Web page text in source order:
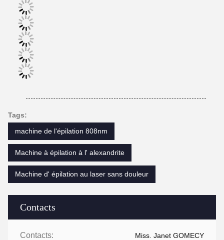
Contacts
Contacts: Miss. Janet GOMECY
Tags:
machine de l'épilation 808nm
Machine à épilation à l' alexandrite
Machine d' épilation au laser sans douleur